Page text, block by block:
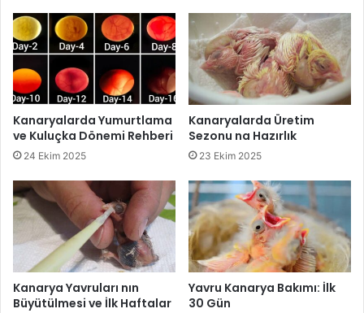
Kanaryalarda Yumurtlama
ve Kuluçka Dönemi Rehberi
24 Ekim 2025
Kanaryalarda Üretim
Sezonu na Hazırlık
23 Ekim 2025
Kanarya Yavruları nın
Büyütülmesi ve İlk Haftalar
Yavru Kanarya Bakımı: İlk
30 Gün